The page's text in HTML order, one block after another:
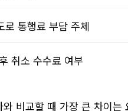
로 통행료 부담 주체
취소 수수료 여부
와 비교할 때 가장 큰 차이는